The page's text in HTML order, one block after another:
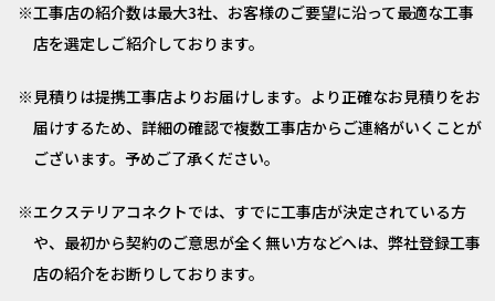
工事店の紹介数は最大3社、お客様のご要望に沿って最適な工事
店を選定しご紹介しております。
見積りは提携工事店よりお届けします。より正確なお見積りをお
届けするため、詳細の確認で複数工事店からご連絡がいくことが
ございます。予めご了承ください。
エクステリアコネクトでは、すでに工事店が決定されている方
や、最初から契約のご意思が全く無い方などへは、弊社登録工事
店の紹介をお断りしております。